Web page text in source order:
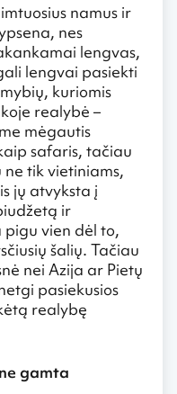
namus ir
nes
lengvas,
lengvai pasiekti
kuriomis
realybė –
mėgautis
safaris, tačiau
tik vietiniams,
jų atvyksta į
ir
vien dėl to,
šalių. Tačiau
nei Azija ar Pietų
pasiekusios
realybę
gamta